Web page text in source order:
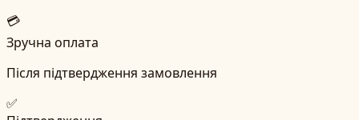
💳
Зручна оплата
Після підтвердження замовлення
✅